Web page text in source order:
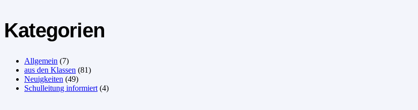
Kategorien
Allgemein (7)
aus den Klassen (81)
Neuigkeiten (49)
Schulleitung informiert (4)